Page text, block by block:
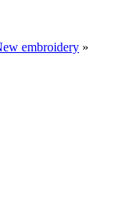
embroidery »